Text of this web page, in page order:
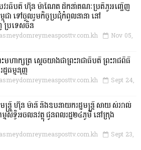
វរធិបតី ហ៊ុន ម៉ាណែត ដឹកនាំគណៈប្រតិភូអញ្ជើញ
ជា ទៅចូលរួមកិច្ចប្រជុំកំពូលនានា នៅ
ប្រទេសចិន
Nov 05,
មហាក្សត្រ ស្តេចយាងជាព្រះរាជាធិបតី ព្រះរាជពិធី
ឋធម្មនុញ្ញ
Sept 24,
ន្ដ្រី ហ៊ុន ម៉ានី និងឧបនាយករដ្ឋមន្ដ្រី សាយ សំអាល់
សិទ្ធិអចលនវត្ថុ ជូនពលរដ្ឋ២៤ភូមិ នៅក្រុង
Sept 23,